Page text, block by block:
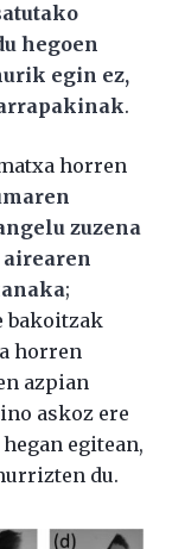
hegoen
egin ez,
.
horren
zuzena
airearen
;
bakoitzak
horren
azpian
askoz ere
egitean,
du.